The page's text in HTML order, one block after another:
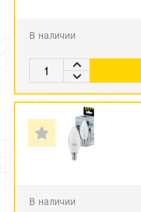
В наличии
В наличии